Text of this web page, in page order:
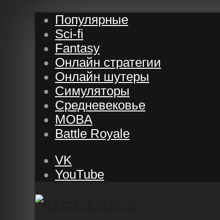
Популярные
Sci-fi
Fantasy
Онлайн стратегии
Онлайн шутеры
Симуляторы
Средневековье
MOBA
Battle Royale
VK
YouTube